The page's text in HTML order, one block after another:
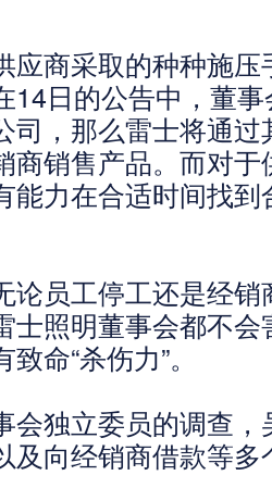
应商采取的种种施
14日的公告中，董
司，那么雷士将通
商销售产品。而对
能力在合适时间找
论员工停工还是经
士照明董事会都不
命“杀伤力”。
会独立委员的调查
及向经销商借款等